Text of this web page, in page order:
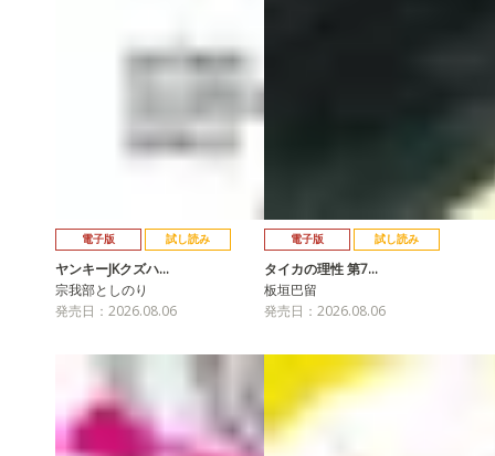
電子版 試し読み
ヤンキーJKクズハ…
宗我部としのり
発売日：2026.08.06
電子版 試し読み
タイカの理性 第7…
板垣巴留
発売日：2026.08.06